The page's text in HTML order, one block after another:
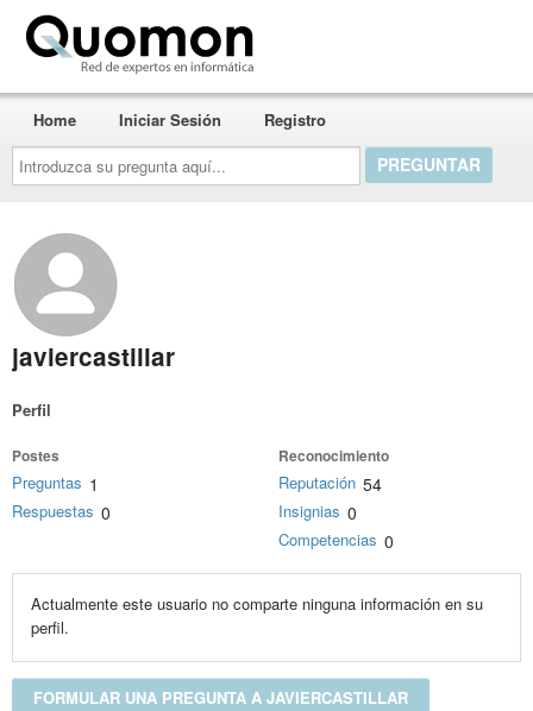
Introduzca
su
pregunta
aquí...
Home Iniciar Sesión Registro
javiercastillar
Perfil
Postes
Preguntas 1
Respuestas 0
Reconocimiento
Reputación 54
Insignias 0
Competencias 0
Actualmente este usuario no comparte ninguna información en su
perfil.
FORMULAR UNA PREGUNTA A JAVIERCASTILLAR